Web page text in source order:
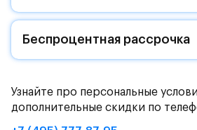
обустроен собственный выезд
Дорога до метро «Пятницкое
минут на автомобиле или полчаса
рядом с жилым комплексом есть
Комфортные монолитные дома
с закрытыми дворами.
Беспроцентная рассрочка
Узнайте про персональные
дополнительные скидки по